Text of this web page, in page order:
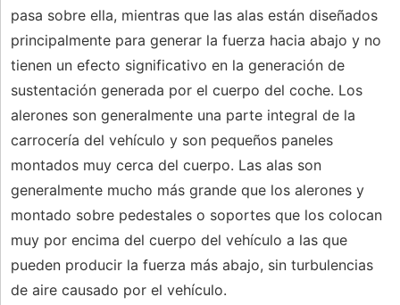
pasa sobre ella, mientras que las alas están diseñados
principalmente para generar la fuerza hacia abajo y no
tienen un efecto significativo en la generación de
sustentación generada por el cuerpo del coche. Los
alerones son generalmente una parte integral de la
carrocería del vehículo y son pequeños paneles
montados muy cerca del cuerpo. Las alas son
generalmente mucho más grande que los alerones y
montado sobre pedestales o soportes que los colocan
muy por encima del cuerpo del vehículo a las que
pueden producir la fuerza más abajo, sin turbulencias
de aire causado por el vehículo.